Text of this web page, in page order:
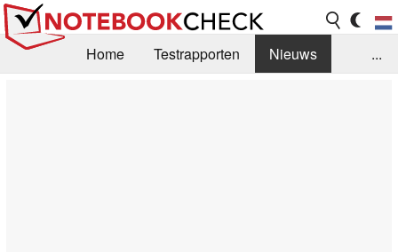
Home Testrapporten
Nieuws
...